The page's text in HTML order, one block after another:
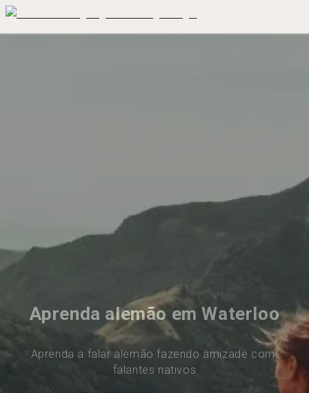
Aprenda alemão em Waterloo
Aprenda a falar alemão fazendo amizade com
falantes nativos